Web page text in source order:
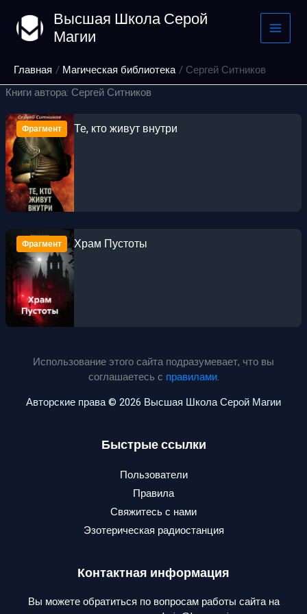
содержимому
Высшая Школа Серой
Магии
Главная Магическая библиотека
Сергей Ситников
Книги автора: Сергей Ситников
Фрагмент Те, кто живут внутри
Фрагмент Храм Пустоты
Использование этого сайта подразумевает, что вы
соглашаетесь с правилами.
Авторские права © 2026 Высшая Школа Серой Магии
Быстрые ссылки
Пользователи
Правила
Свяжитесь с нами
Эзотерическая радиостанция
Контактная информация
Вы можете обратиться по вопросам работы сайта на